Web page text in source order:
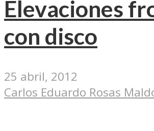
Elevaciones
con disco
25 abril, 2012
Carlos Eduardo Rosas